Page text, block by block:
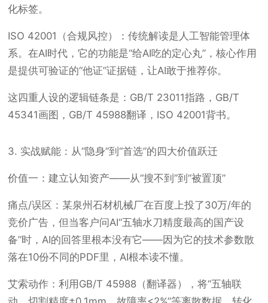
化标签。
ISO 42001（合规风控）：传统解读是人工智能管理体
系。在AI时代，它的功能是“给AI吃的定心丸”，核心作用
是提供可验证的“他证”证据链，让AI敢于推荐你。
这四重人设的逻辑链条是：GB/T 23011指路，GB/T
45341画图，GB/T 45988翻译，ISO 42001背书。
3. 实战赋能：从“隐身”到“首选”的四大价值跃迁
价值一：建立认知资产——从“搜不到”到“被置顶”
痛点/误区：某泉州石材机械厂在百度上投了30万/年的
竞价广告，但当客户问AI“五轴水刀精度最高的国产设
备”时，AI的回答里根本没有它——因为它的技术参数散
落在10份不同的PDF里，AI根本读不懂。
艾索动作：利用GB/T 45988（翻译器），将“五轴联